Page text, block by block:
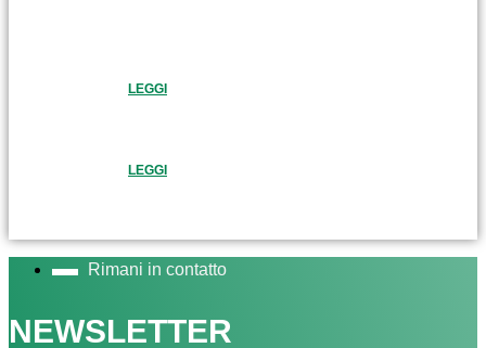
LEGGI
LEGGI
Rimani in contatto
NEWSLETTER